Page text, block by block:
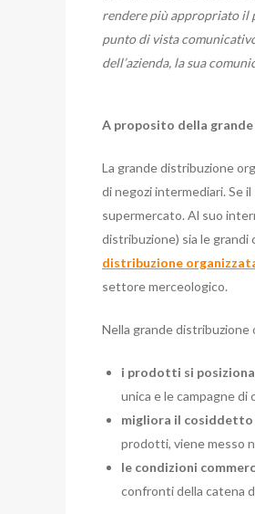
rendere più appropriato il
punto di vista
dell’azienda, la sua
A proposito della
La grande distribuzione
di negozi intermediari. Se
supermercato. Al suo
distribuzione) sia le grandi
distribuzione
settore merceologico.
Nella grande distribuzione
i prodotti si
unica e le campagne
migliora il
prodotti, viene messo
le condizioni
confronti della catena